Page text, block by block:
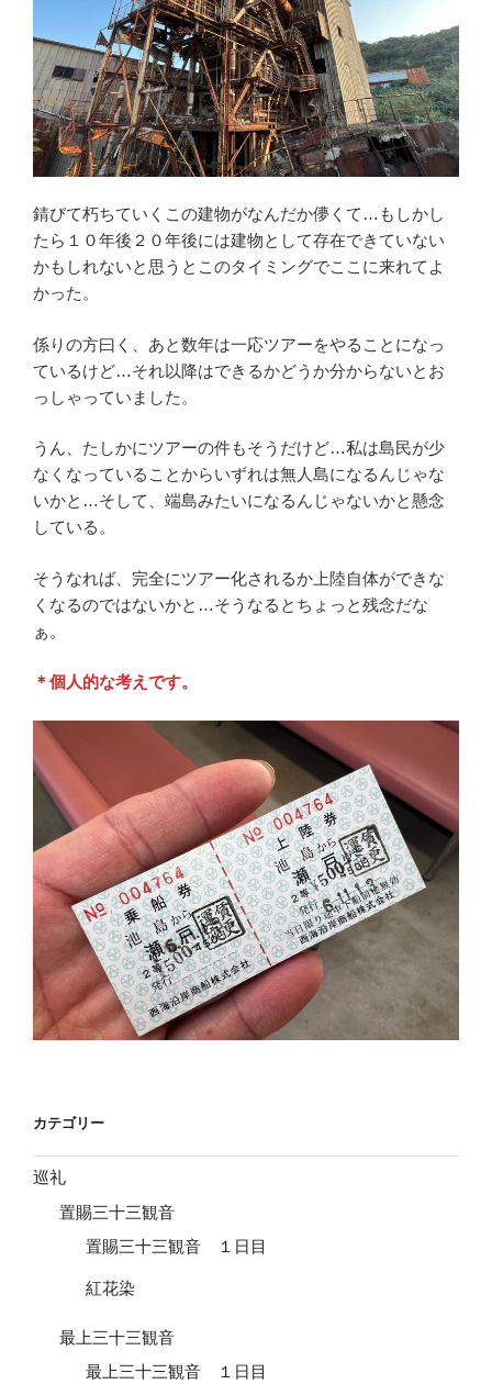
錆びて朽ちていくこの建物がなんだか儚くて…もしかし
たら１０年後２０年後には建物として存在できていない
かもしれないと思うとこのタイミングでここに来れてよ
かった。
係りの方曰く、あと数年は一応ツアーをやることになっ
ているけど…それ以降はできるかどうか分からないとお
っしゃっていました。
うん、たしかにツアーの件もそうだけど…私は島民が少
なくなっていることからいずれは無人島になるんじゃな
いかと…そして、端島みたいになるんじゃないかと懸念
している。
そうなれば、完全にツアー化されるか上陸自体ができな
くなるのではないかと…そうなるとちょっと残念だな
ぁ。
＊個人的な考えです。
カテゴリー
巡礼
置賜三十三観音
置賜三十三観音 １日目
紅花染
最上三十三観音
最上三十三観音 １日目